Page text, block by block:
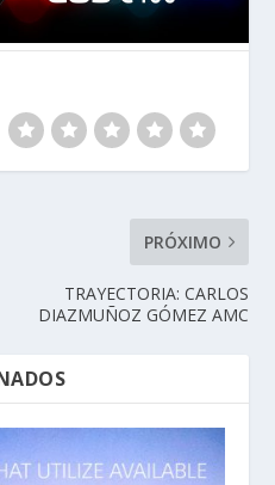
PRÓXIMO
TRAYECTORIA: CARLOS
DIAZMUÑOZ GÓMEZ AMC